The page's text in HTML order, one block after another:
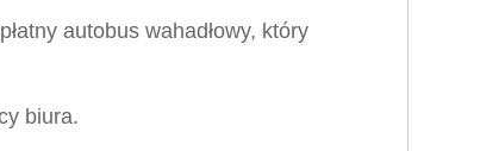
autobus wahadłowy, który
biura.